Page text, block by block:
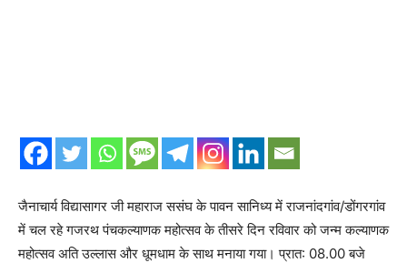
जैनाचार्य विद्यासागर जी महाराज ससंघ के पावन सानिध्य में राजनांदगांव/डोंगरगांव
में चल रहे गजरथ पंचकल्याणक महोत्सव के तीसरे दिन रविवार को जन्म कल्याणक
महोत्सव अति उल्लास और धूमधाम के साथ मनाया गया। प्रात: 08.00 बजे